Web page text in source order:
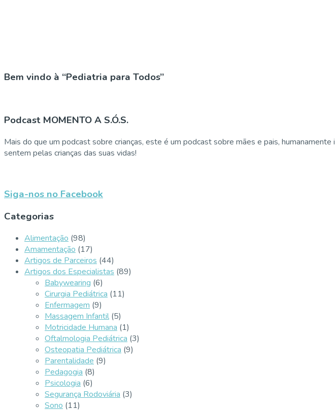
Bem vindo à “Pediatria para Todos”
Podcast MOMENTO A S.Ó.S.
Mais do que um podcast sobre crianças, este é um podcast sobre mães e pais,
sentem pelas crianças das suas vidas!
Siga-nos no Facebook
Categorias
Alimentação (98)
Amamentação (17)
Artigos de Parceiros (44)
Artigos dos Especialistas (89)
Babywearing (6)
Cirurgia Pediátrica (11)
Enfermagem (9)
Massagem Infantil (5)
Motricidade Humana (1)
Oftalmologia Pediátrica (3)
Osteopatia Pediátrica (9)
Parentalidade (9)
Pedagogia (8)
Psicologia (6)
Segurança Rodoviária (3)
Sono (11)